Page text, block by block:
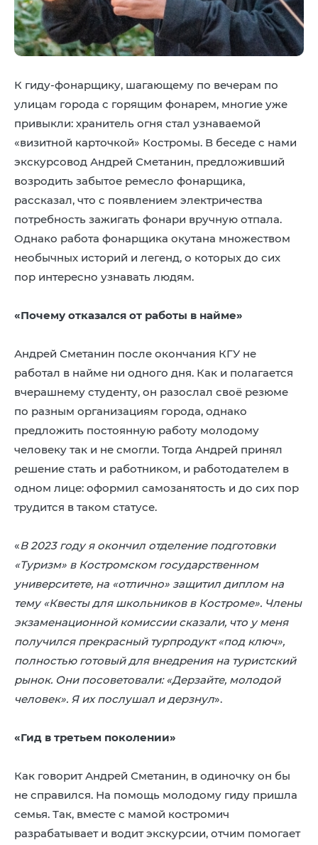
К гиду-фонарщику, шагающему по вечерам по
улицам города с горящим фонарем, многие уже
привыкли: хранитель огня стал узнаваемой
«визитной карточкой» Костромы. В беседе с нами
экскурсовод Андрей Сметанин, предложивший
возродить забытое ремесло фонарщика,
рассказал, что с появлением электричества
потребность зажигать фонари вручную отпала.
Однако работа фонарщика окутана множеством
необычных историй и легенд, о которых до сих
пор интересно узнавать людям.
«Почему отказался от работы в найме»
Андрей Сметанин после окончания КГУ не
работал в найме ни одного дня. Как и полагается
вчерашнему студенту, он разослал своё резюме
по разным организациям города, однако
предложить постоянную работу молодому
человеку так и не смогли. Тогда Андрей принял
решение стать и работником, и работодателем в
одном лице: оформил самозанятость и до сих пор
трудится в таком статусе.
«В 2023 году я окончил отделение подготовки
«Туризм» в Костромском государственном
университете, на «отлично» защитил диплом на
тему «Квесты для школьников в Костроме». Члены
экзаменационной комиссии сказали, что у меня
получился прекрасный турпродукт «под ключ»,
полностью готовый для внедрения на туристский
рынок. Они посоветовали: «Дерзайте, молодой
человек». Я их послушал и дерзнул».
«Гид в третьем поколении»
Как говорит Андрей Сметанин, в одиночку он бы
не справился. На помощь молодому гиду пришла
семья. Так, вместе с мамой костромич
разрабатывает и водит экскурсии, отчим помогает